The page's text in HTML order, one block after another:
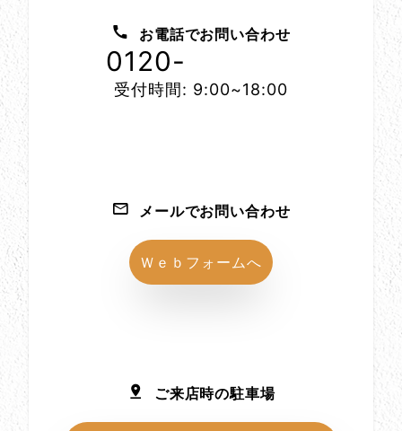
お電話でお問い合わせ
0120-
受付時間: 9:00~18:00
メールでお問い合わせ
Ｗｅｂフォームへ
ご来店時の駐車場